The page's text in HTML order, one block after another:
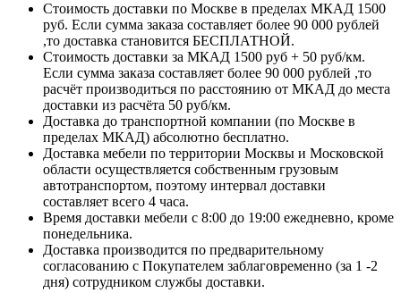
Стоимость доставки по Москве в пределах МКАД 1500
руб. Если сумма заказа составляет более 90 000 рублей
,то доставка становится БЕСПЛАТНОЙ.
Стоимость доставки за МКАД 1500 руб + 50 руб/км.
Если сумма заказа составляет более 90 000 рублей ,то
расчёт производиться по расстоянию от МКАД до места
доставки из расчёта 50 руб/км.
Доставка до транспортной компании (по Москве в
пределах МКАД) абсолютно бесплатно.
Доставка мебели по территории Москвы и Московской
области осуществляется собственным грузовым
автотранспортом, поэтому интервал доставки
составляет всего 4 часа.
Время доставки мебели с 8:00 до 19:00 ежедневно, кроме
понедельника.
Доставка производится по предварительному
согласованию с Покупателем заблаговременно (за 1 -2
дня) сотрудником службы доставки.